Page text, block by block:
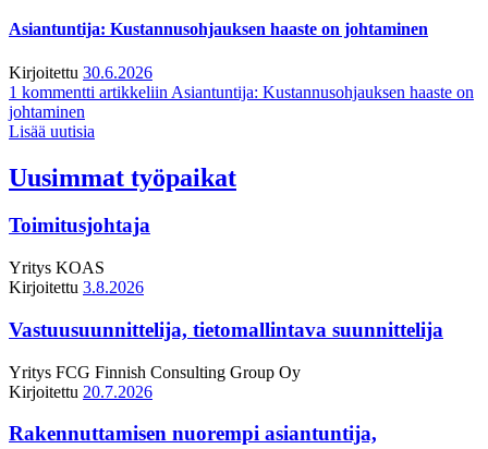
Asiantuntija: Kustannusohjauksen haaste on johtaminen
Kirjoitettu 30.6.2026
1 kommentti artikkeliin Asiantuntija: Kustannusohjauksen haaste on
johtaminen
Lisää uutisia
Uusimmat työpaikat
Toimitusjohtaja
Yritys KOAS
Kirjoitettu 3.8.2026
Vastuusuunnittelija, tietomallintava suunnittelija
Yritys FCG Finnish Consulting Group Oy
Kirjoitettu 20.7.2026
Rakennuttamisen nuorempi asiantuntija,